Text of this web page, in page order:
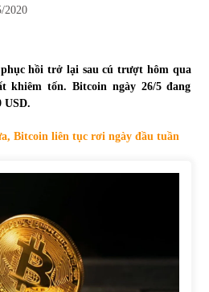
hàng Việt Nam xuất khẩu nhiều nhất tháng
3.6.2022: CTCK mua ròng 28,7 tỷ đồng
cuộc đấu giá đất ở Thanh Hoá
2022
2020
hồi trở lại sau cú trượt hôm qua
khiêm tốn. Bitcoin ngày 26/5 đang
USD.
Bitcoin liên tục rơi ngày đầu tuần